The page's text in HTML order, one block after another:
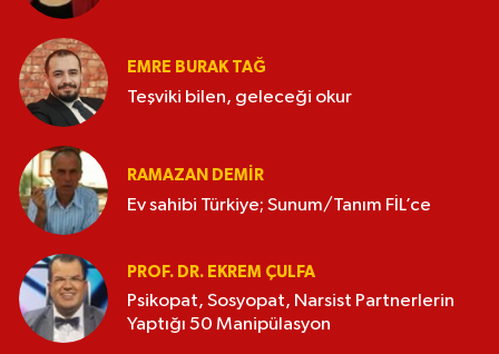
EMRE BURAK TAĞ
Teşviki bilen, geleceği okur
RAMAZAN DEMİR
Ev sahibi Türkiye; Sunum/Tanım FİL’ce
PROF. DR. EKREM ÇULFA
Psikopat, Sosyopat, Narsist Partnerlerin
Yaptığı 50 Manipülasyon